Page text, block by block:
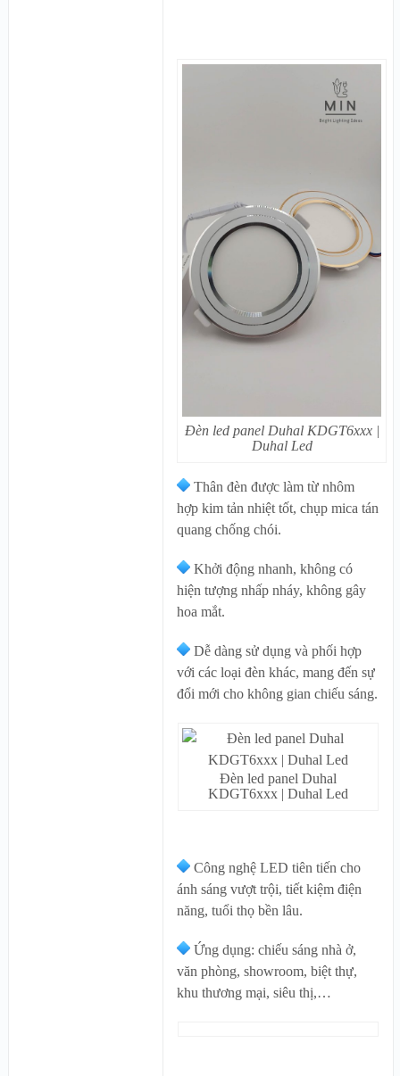
Đèn led panel Duhal KDGT6xxx |
Duhal Led
Thân đèn được làm từ nhôm
hợp kim tản nhiệt tốt, chụp mica tán
quang chống chói.
Khởi động nhanh, không có
hiện tượng nhấp nháy, không gây
hoa mắt.
Dễ dàng sử dụng và phối hợp
với các loại đèn khác, mang đến sự
đổi mới cho không gian chiếu sáng.
Đèn led panel Duhal
KDGT6xxx | Duhal Led
Công nghệ LED tiên tiến cho
ánh sáng vượt trội, tiết kiệm điện
năng, tuổi thọ bền lâu.
Ứng dụng: chiếu sáng nhà ở,
văn phòng, showroom, biệt thự,
khu thương mại, siêu thị,…